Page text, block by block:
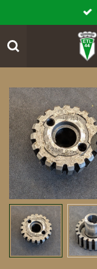
direct
naar
hoofdinhoud